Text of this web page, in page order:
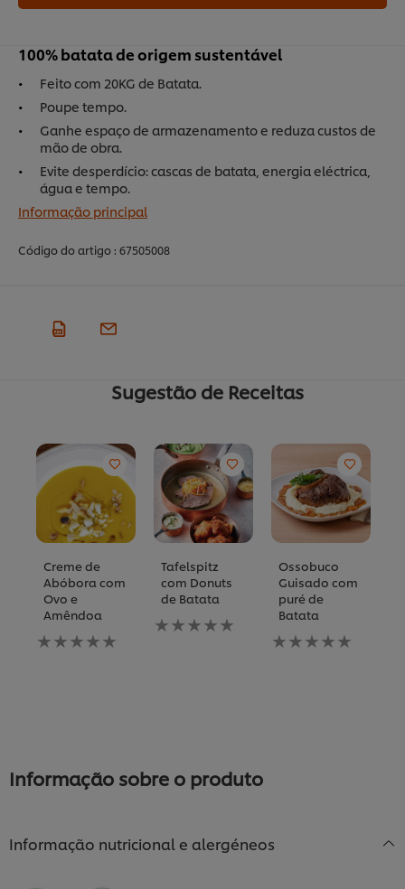
100% batata de origem sustentável
Feito com 20KG de Batata.
Poupe tempo.
Ganhe espaço de armazenamento e reduza custos de
mão de obra.
Evite desperdício: cascas de batata, energia eléctrica,
água e tempo.
Informação principal
Código do artigo : 67505008
Sugestão de Receitas
Creme de
Abóbora com
Ovo e
Amêndoa
Nenhuma
avaliação
Tafelspitz
com Donuts
de Batata
Nenhuma
avaliação
Ossobuco
Guisado com
puré de
Batata
Nenhuma
avaliação
Informação sobre o produto
Informação nutricional e alergéneos